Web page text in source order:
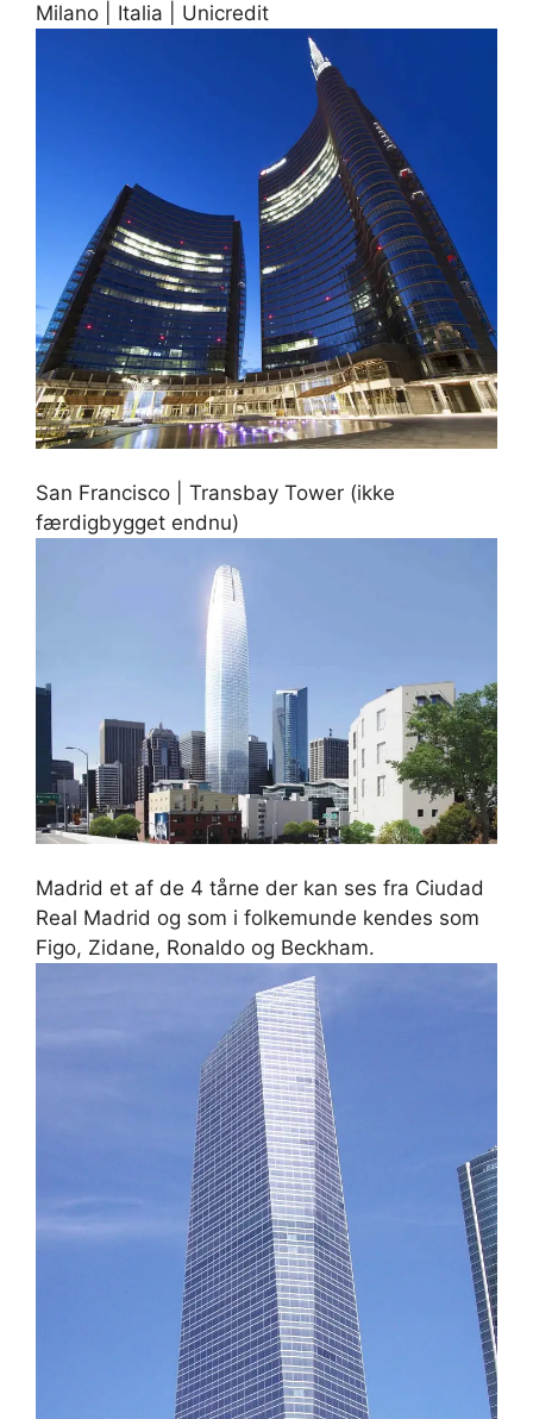
Milano | Italia | Unicredit
San Francisco | Transbay Tower (ikke
færdigbygget endnu)
Madrid et af de 4 tårne der kan ses fra Ciudad
Real Madrid og som i folkemunde kendes som
Figo, Zidane, Ronaldo og Beckham.